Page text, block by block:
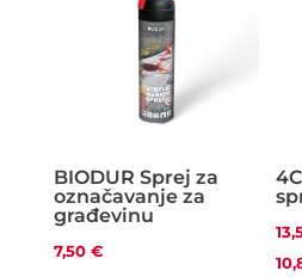
BIODUR Sprej za
označavanje za
građevinu
7,50 €